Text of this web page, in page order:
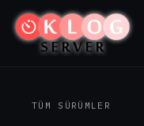
TÜM SÜRÜMLER